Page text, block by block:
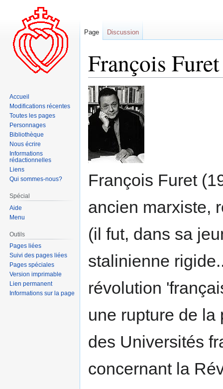
François Furet
Aller
à
la
navigation
Aller
à
la
recherche
François Furet
ancien marxiste,
(il fut, dans sa
stalinienne
révolution
une rupture de la
des Universités
concernant la
Page Discussion
Accueil
Modifications récentes
Toutes les pages
Personnages
Bibliothèque
Nous écrire
Informations
rédactionnelles
Liens
Qui sommes-nous?
Spécial
Aide
Menu
Outils
Pages liées
Suivi des pages liées
Pages spéciales
Version imprimable
Lien permanent
Informations sur la page